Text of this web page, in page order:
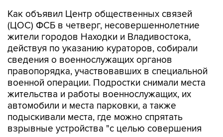
жители городов Находки и Владивостока,
действуя по указанию кураторов, собирали
сведения о военнослужащих органов
правопорядка, участвовавших в специальной
военной операции. Подростки снимали места
жительства и работы военнослужащих, их
автомобили и места парковки, а также
подыскивали места, где можно спрятать
взрывные устройства "с целью совершения
диверсионно-террористического акта на
одном из объектов Росгвардии".